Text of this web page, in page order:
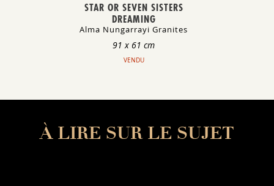
STAR OR SEVEN SISTERS
DREAMING
Alma Nungarrayi Granites
91 x 61 cm
VENDU
À LIRE SUR LE SUJET